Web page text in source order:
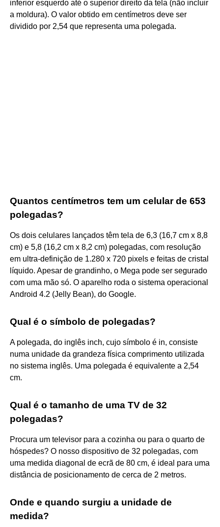
inferior esquerdo até o superior direito da tela (não incluir
a moldura). O valor obtido em centímetros deve ser
dividido por 2,54 que representa uma polegada.
Quantos centímetros tem um celular de 653
polegadas?
Os dois celulares lançados têm tela de 6,3 (16,7 cm x 8,8
cm) e 5,8 (16,2 cm x 8,2 cm) polegadas, com resolução
em ultra-definição de 1.280 x 720 pixels e feitas de cristal
líquido. Apesar de grandinho, o Mega pode ser segurado
com uma mão só. O aparelho roda o sistema operacional
Android 4.2 (Jelly Bean), do Google.
Qual é o símbolo de polegadas?
A polegada, do inglês inch, cujo símbolo é in, consiste
numa unidade da grandeza física comprimento utilizada
no sistema inglês. Uma polegada é equivalente a 2,54
cm.
Qual é o tamanho de uma TV de 32
polegadas?
Procura um televisor para a cozinha ou para o quarto de
hóspedes? O nosso dispositivo de 32 polegadas, com
uma medida diagonal de ecrã de 80 cm, é ideal para uma
distância de posicionamento de cerca de 2 metros.
Onde e quando surgiu a unidade de
medida?